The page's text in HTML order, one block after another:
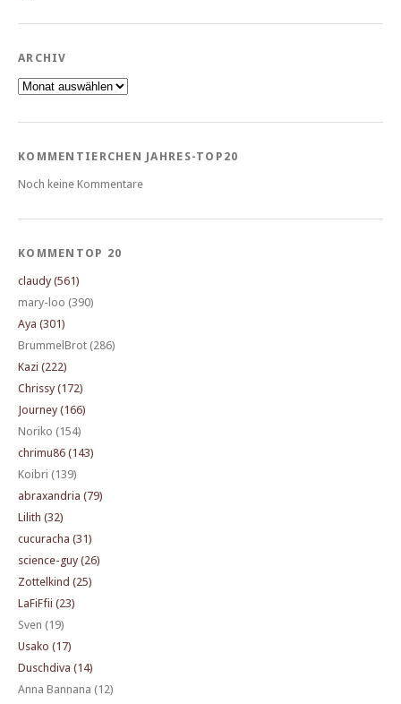
ARCHIV
Archiv
KOMMENTIERCHEN JAHRES-TOP20
Noch keine Kommentare
KOMMENTOP 20
claudy (561)
mary-loo (390)
Aya (301)
BrummelBrot (286)
Kazi (222)
Chrissy (172)
Journey (166)
Noriko (154)
chrimu86 (143)
Koibri (139)
abraxandria (79)
Lilith (32)
cucuracha (31)
science-guy (26)
Zottelkind (25)
LaFiFfii (23)
Sven (19)
Usako (17)
Duschdiva (14)
Anna Bannana (12)